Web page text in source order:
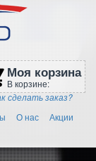
Моя корзина
В корзине:
сделать заказ?
О нас
Акции